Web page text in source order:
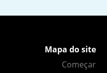
Mapa do site
Começar